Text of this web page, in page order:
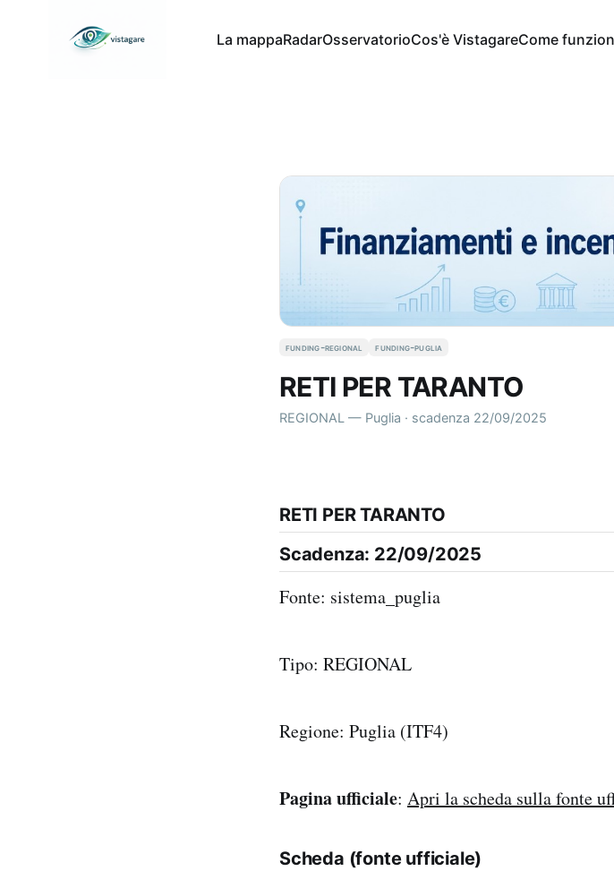
La mappaRadarOsservatorioCos'è VistagareCome
funding-regional funding-puglia
RETI PER TARANTO
REGIONAL — Puglia · scadenza 22/09/2025
RETI PER TARANTO
Scadenza: 22/09/2025
Fonte: sistema_puglia
Tipo: REGIONAL
Regione: Puglia (ITF4)
Pagina ufficiale: Apri la scheda sulla fonte
Scheda (fonte ufficiale)